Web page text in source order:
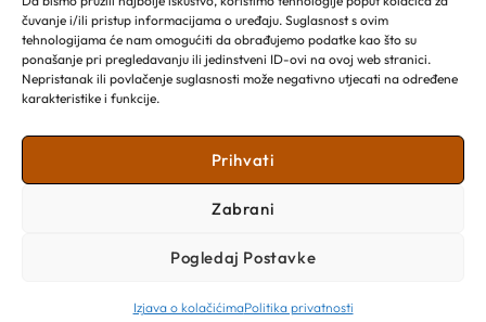
čuvanje i/ili pristup informacijama o uređaju. Suglasnost s ovim
tehnologijama će nam omogućiti da obrađujemo podatke kao što su
ponašanje pri pregledavanju ili jedinstveni ID-ovi na ovoj web stranici.
Nepristanak ili povlačenje suglasnosti može negativno utjecati na određene
karakteristike i funkcije.
Prihvati
Zabrani
Pogledaj Postavke
Izjava o kolačićimaPolitika privatnosti
Obala kralja Tomislava 16
21 300 Makarska
Email: info@makarska-info.hr
Telefon: +385 21 612 002/+385 21 650 076